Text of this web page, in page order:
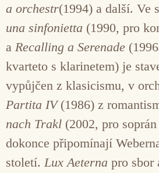
a orchestr(1994) a další. Ve
una sinfonietta (1990, pro
a Recalling a Serenade
kvarteto s klarinetem) je
vypůjčen z klasicismu, v
Partita IV(1986) z
nach Trakl (2002, pro
dokonce připomínají
století. Lux Aeterna pro sbor